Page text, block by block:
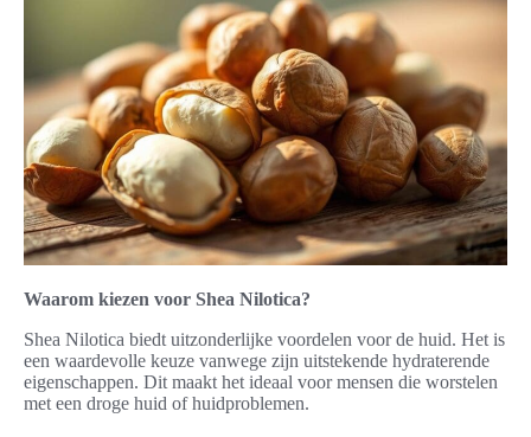
Waarom kiezen voor Shea Nilotica?
Shea Nilotica biedt uitzonderlijke voordelen voor de huid. Het is
een waardevolle keuze vanwege zijn uitstekende hydraterende
eigenschappen. Dit maakt het ideaal voor mensen die worstelen
met een droge huid of huidproblemen.